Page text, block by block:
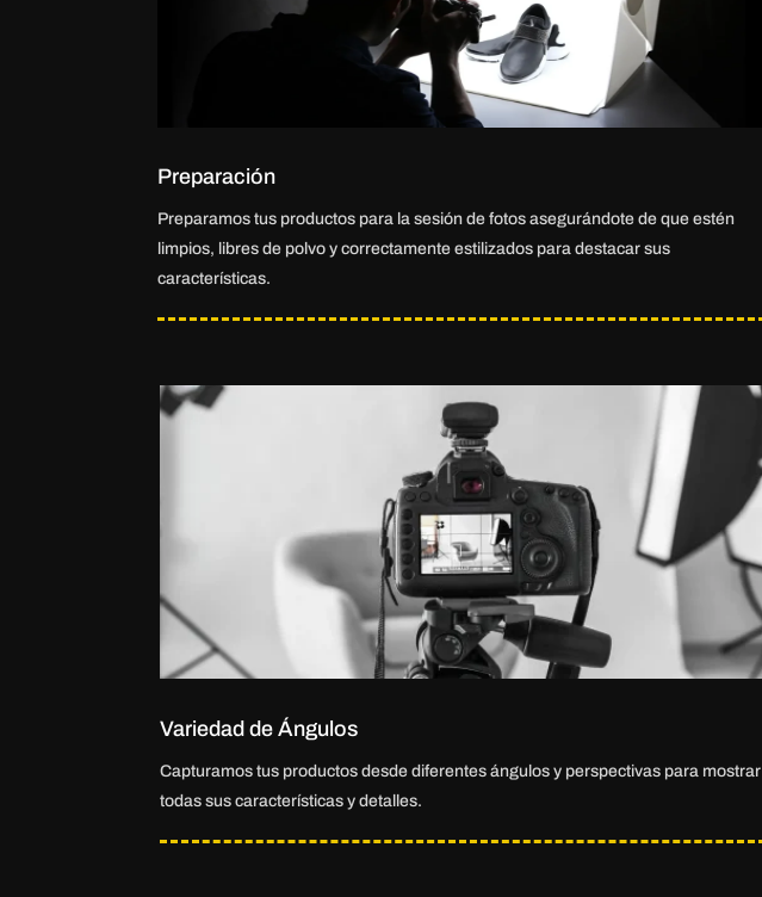
Preparación
Preparamos tus productos para la sesión de fotos asegurándote de que estén
limpios, libres de polvo y correctamente estilizados para destacar sus
características.
Variedad de Ángulos
Capturamos tus productos desde diferentes ángulos y perspectivas para mostrar
todas sus características y detalles.